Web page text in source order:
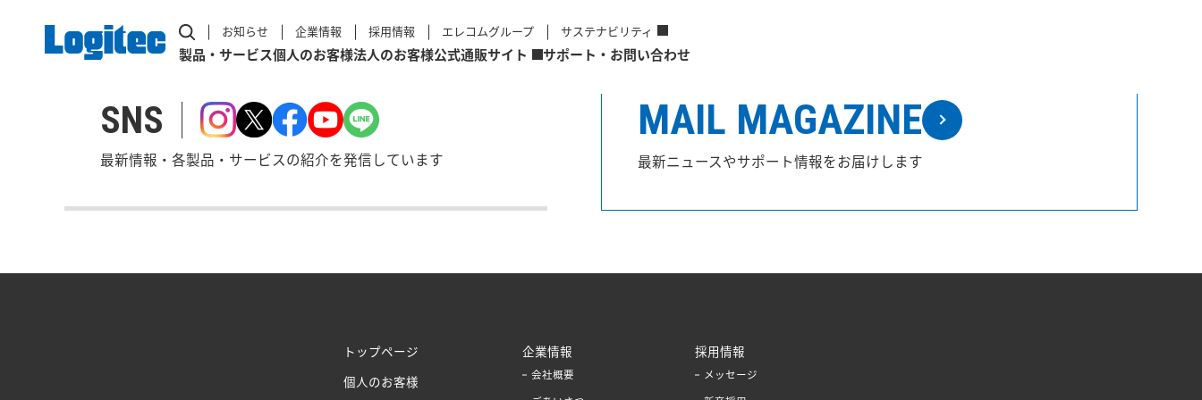
お知らせ 企業情報 採用情報 エレコムグループ サステナビリティ
製品・サービス個人のお客様法人のお客様公式通販サイト サポート・お問い合わせ
SNS
最新情報・各製品・サービスの紹介を発信しています
MAIL MAGAZINE
最新ニュースやサポート情報をお届けします
トップページ
個人のお客様
企業情報
会社概要
採用情報
メッセージ